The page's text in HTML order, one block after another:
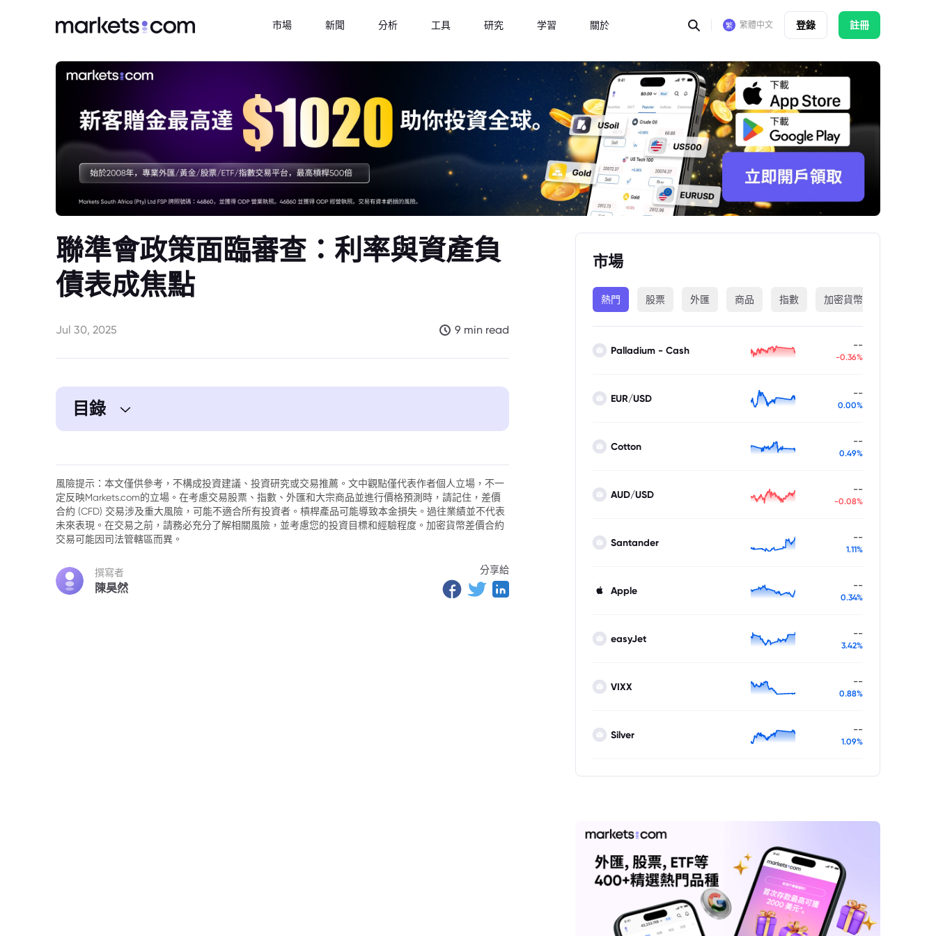
市場 新聞 分析 工具 研究 学習 關於 繁體中文 登錄 註冊
聯準會政策面臨審查：利率與資產負
債表成焦點
Jul 30, 2025 9 min read
目錄
風險提示：本文僅供參考，不構成投資建議、投資研究或交易推薦。文中觀點僅代表作者個人立場，不一
定反映Markets.com的立場。在考慮交易股票、指數、外匯和大宗商品並進行價格預測時，請記住，差價
合約 (CFD) 交易涉及重大風險，可能不適合所有投資者。槓桿產品可能導致本金損失。過往業績並不代表
未來表現。在交易之前，請務必充分了解相關風險，並考慮您的投資目標和經驗程度。加密貨幣差價合約
交易可能因司法管轄區而異。
撰寫者
陳昊然
分享給
市場
熱門 股票 外匯 商品 指數 加密貨幣
Palladium - Cash --
-0.36%
EUR/USD --
0.00%
Cotton --
0.49%
AUD/USD --
-0.08%
Santander --
1.11%
Apple --
0.34%
easyJet --
3.42%
VIXX --
0.88%
Silver --
1.09%